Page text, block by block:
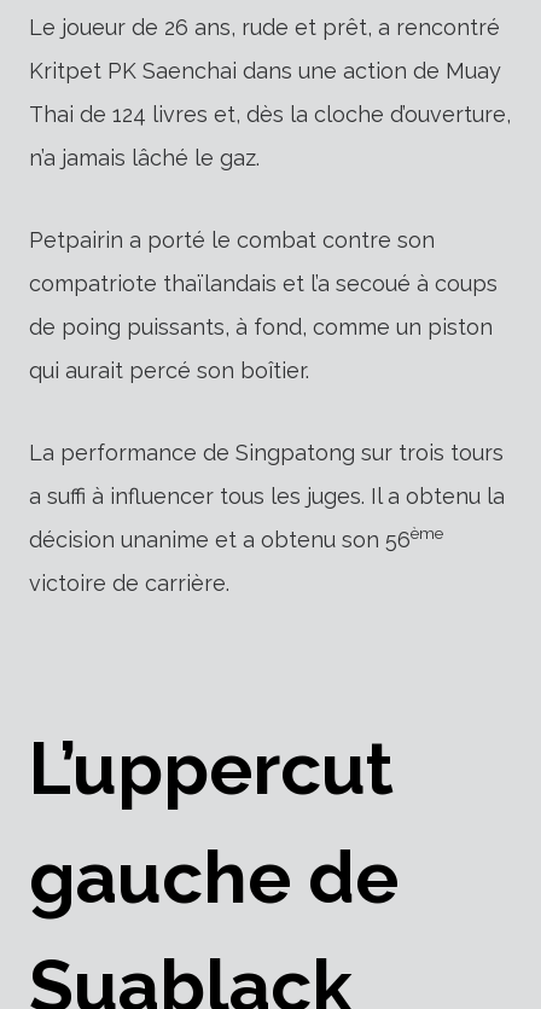
Le joueur de 26 ans, rude et prêt, a rencontré
Kritpet PK Saenchai dans une action de Muay
Thai de 124 livres et, dès la cloche d’ouverture,
n’a jamais lâché le gaz.
Petpairin a porté le combat contre son
compatriote thaïlandais et l’a secoué à coups
de poing puissants, à fond, comme un piston
qui aurait percé son boîtier.
La performance de Singpatong sur trois tours
a suffi à influencer tous les juges. Il a obtenu la
décision unanime et a obtenu son 56ème
victoire de carrière.
L’uppercut
gauche de
Suablack